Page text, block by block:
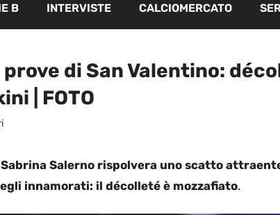
B INTERVISTE CALCIOMERCATO
di San Valentino:
| FOTO
Salerno rispolvera uno scatto
innamorati: il décolleté è mozzafiato.